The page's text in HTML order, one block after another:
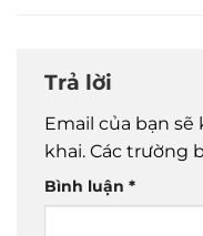
Trả lời
Email của bạn
khai. Các trường
Bình luận *